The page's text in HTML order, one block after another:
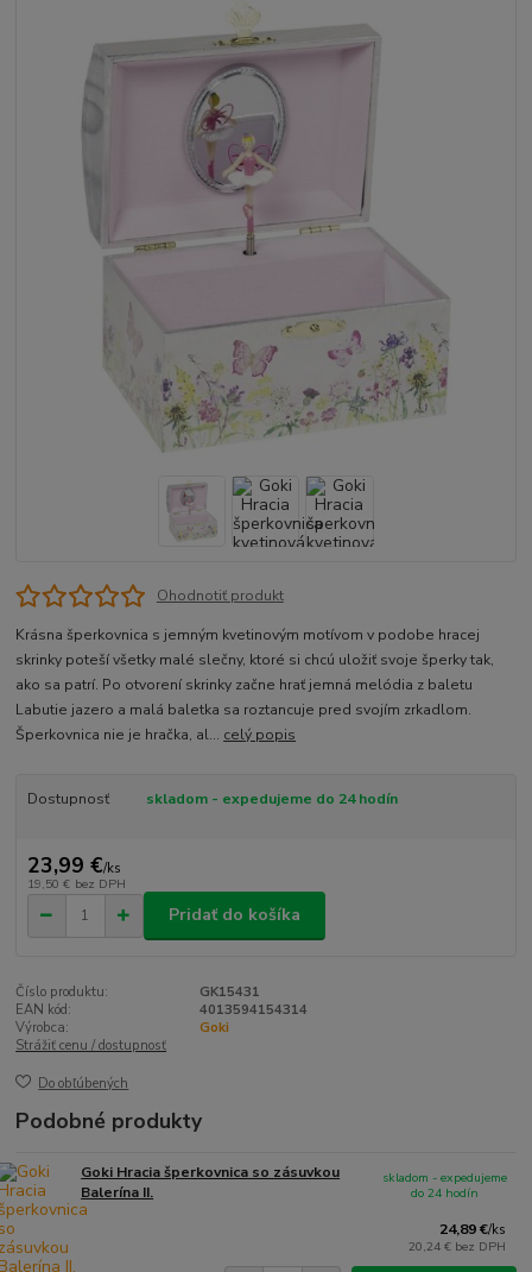
Ohodnotiť produkt
Krásna šperkovnica s jemným kvetinovým motívom v podobe hracej
skrinky poteší všetky malé slečny, ktoré si chcú uložiť svoje šperky tak,
ako sa patrí. Po otvorení skrinky začne hrať jemná melódia z baletu
Labutie jazero a malá baletka sa roztancuje pred svojím zrkadlom.
Šperkovnica nie je hračka, al... celý popis
Dostupnosť skladom - expedujeme do 24 hodín
23,99 €/ks
19,50 € bez DPH
Pridať do košíka
Číslo produktu:
GK15431
EAN kód:
4013594154314
Výrobca:
Goki
Strážiť cenu / dostupnosť
Do obľúbených
Podobné produkty
Goki Hracia šperkovnica so zásuvkou
Balerína II.
24,89 €/ks
20,24 € bez DPH
skladom - expedujeme
do 24 hodín